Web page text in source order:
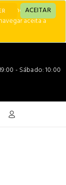
e
aceita a
ACEITAR
- Sábado: 10:00